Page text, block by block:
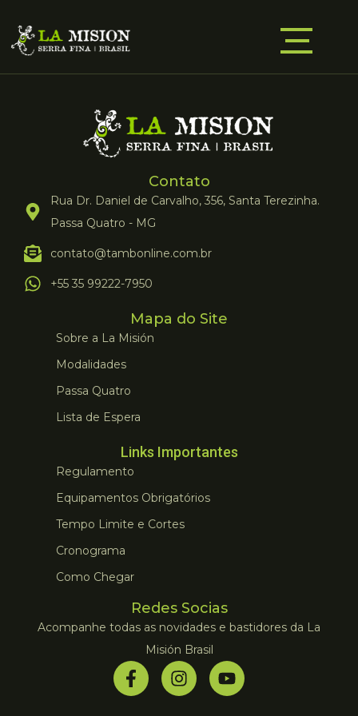
Contato
Rua Dr. Daniel de Carvalho, 356, Santa Terezinha.
Passa Quatro - MG
contato@tambonline.com.br
+55 35 99222-7950
Mapa do Site
Sobre a La Misión
Modalidades
Passa Quatro
Lista de Espera
Links Importantes
Regulamento
Equipamentos Obrigatórios
Tempo Limite e Cortes
Cronograma
Como Chegar
Redes Socias
Acompanhe todas as novidades e bastidores da La
Misión Brasil